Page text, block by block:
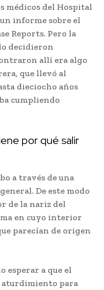
médicos del Hospital
informe sobre el
Reports. Pero la
decidieron
allí era algo
que llevó al
dieciocho años
cumpliendo
por qué salir
a través de una
De este modo
de la nariz del
en cuyo interior
parecían de origen
esperar a que el
aturdimiento para